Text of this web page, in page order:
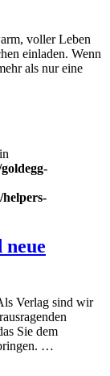
voller Leben
einladen. Wenn
als nur eine
helpers-
Verlag sind wir
Sie dem
…